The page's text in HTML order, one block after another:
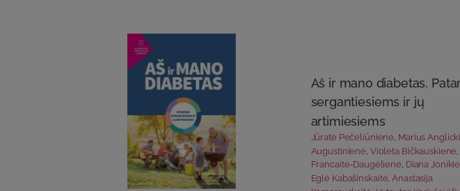
Aš ir mano diabetas.
sergantiesiems ir jų
artimiesiems
Jūratė Pečeliūnienė, Marius
Augustinienė Violeta Bičkauskienė
Francaitė-Daugėlienė, Diana
Eglė Kabašinskaitė,Anastasija